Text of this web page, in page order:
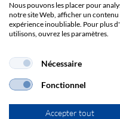
Brands
Protection des données
Nous pouvons les placer pour
notre site Web, afficher un
expérience inoubliable. Pour plus
utilisons, ouvrez les paramètres.
Nécessaire
Fonctionnel
Accepter tout